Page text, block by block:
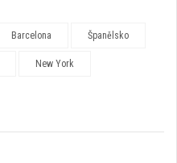
Barcelona Španělsko
New York